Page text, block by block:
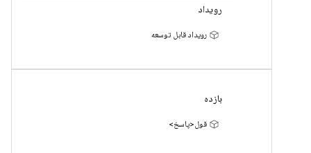
رویداد
رویداد قابل توسعه
بازده
قول<پاسخ>